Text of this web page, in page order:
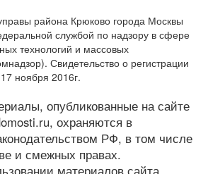
района Крюково города Москвы
службой по надзору в сфере
технологий и массовых
Свидетельство о регистрации
ноября 2016г.
опубликованные на сайте
охраняются в
РФ, в том числе
и смежных правах.
материалов сайта,